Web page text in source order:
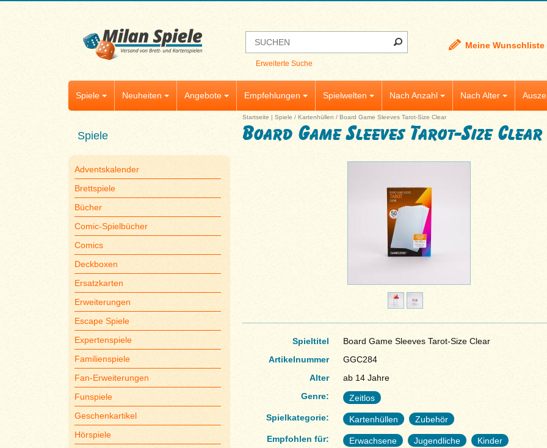
Erweiterte Suche
Meine Wunschliste
Spiele Neuheiten Angebote Empfehlungen Spielwelten Nach Anzahl Nach Alter
Spiele
Adventskalender
Brettspiele
Bücher
Comic-Spielbücher
Comics
Deckboxen
Ersatzkarten
Erweiterungen
Escape Spiele
Expertenspiele
Familienspiele
Fan-Erweiterungen
Funspiele
Geschenkartikel
Hörspiele
Startseite | Spiele / Kartenhüllen / Board Game Sleeves Tarot-Size Clear
Board Game Sleeves Tarot-Size Clear
Spieltitel
Board Game Sleeves Tarot-Size Clear
Artikelnummer
GGC284
Alter
ab 14 Jahre
Genre:
Zeitlos
Spielkategorie:
Kartenhüllen
Zubehör
Empfohlen für:
Erwachsene Jugendliche
Kinder